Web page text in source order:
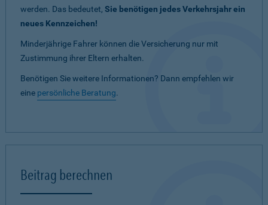
werden. Das bedeutet, Sie benötigen jedes Verkehrsjahr ein
neues Kennzeichen!
Minderjährige Fahrer können die Versicherung nur mit
Zustimmung ihrer Eltern erhalten.
Benötigen Sie weitere Informationen? Dann empfehlen wir
eine persönliche Beratung.
Beitrag berechnen